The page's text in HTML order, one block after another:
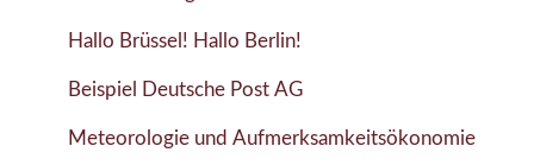
Hallo Brüssel! Hallo Berlin!
Beispiel Deutsche Post AG
Meteorologie und Aufmerksamkeitsökonomie